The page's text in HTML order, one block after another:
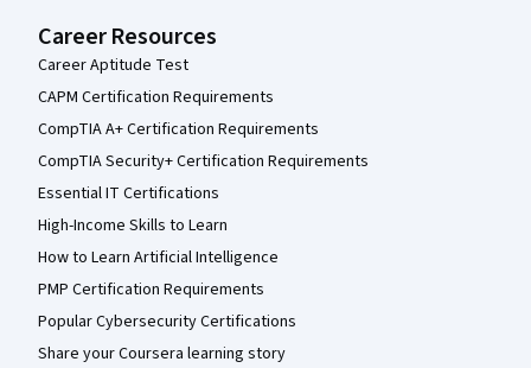
Career Resources
Career Aptitude Test
CAPM Certification Requirements
CompTIA A+ Certification Requirements
CompTIA Security+ Certification Requirements
Essential IT Certifications
High-Income Skills to Learn
How to Learn Artificial Intelligence
PMP Certification Requirements
Popular Cybersecurity Certifications
Share your Coursera learning story